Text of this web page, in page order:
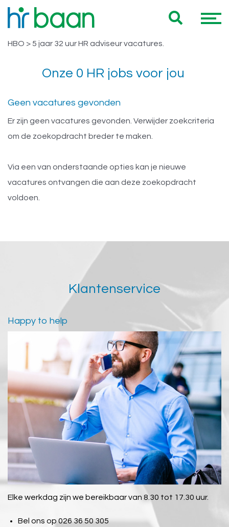
Vacatures Noord Holland HBO > 5
jaar 32 uur HR adviseur
Hieronder vind je een overzicht van al onze Noord Holland
HBO > 5 jaar 32 uur HR adviseur vacatures.
Onze 0 HR jobs voor jou
Geen vacatures gevonden
Er zijn geen vacatures gevonden. Verwijder zoekcriteria
om de zoekopdracht breder te maken.
Via een van onderstaande opties kan je nieuwe
vacatures ontvangen die aan deze zoekopdracht
voldoen.
Klantenservice
Happy to help
Elke werkdag zijn we bereikbaar van 8.30 tot 17.30 uur.
Bel ons op 026 36 50 305